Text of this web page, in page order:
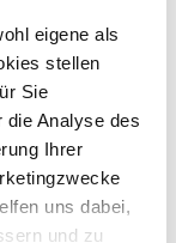
eigene als
stellen
Sie
die Analyse des
Ihrer
uns dabei,
und zu